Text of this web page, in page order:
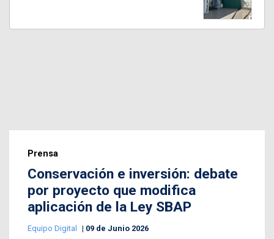
Prensa
Conservación e inversión: debate
por proyecto que modifica
aplicación de la Ley SBAP
Equipo Digital 09 de Junio 2026